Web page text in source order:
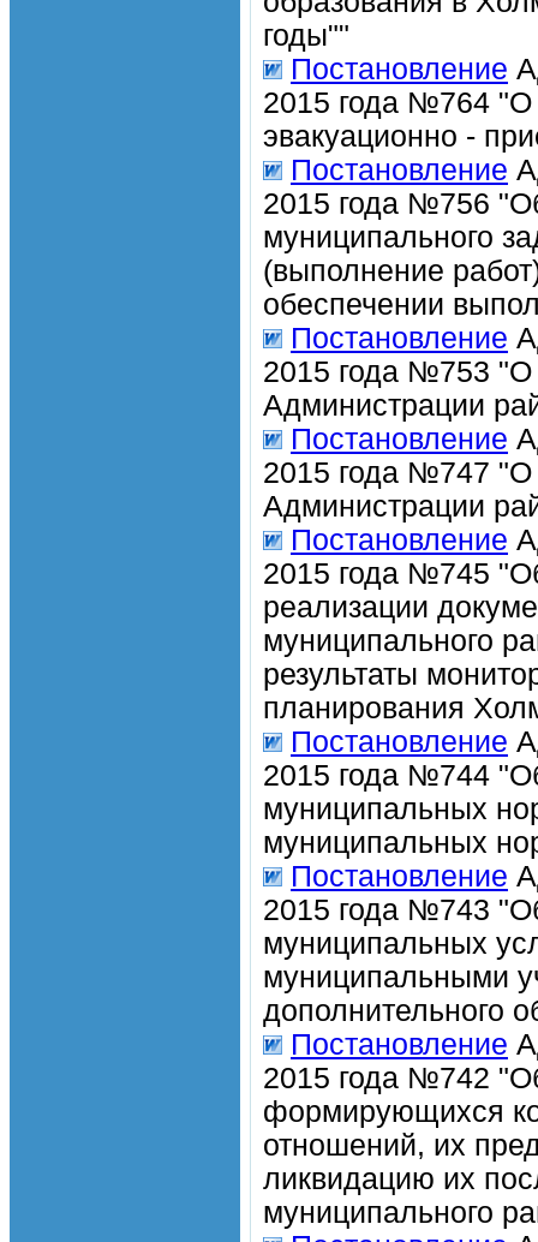
годы""
Постановление
2015 года №764 "О
эвакуационно -
Постановление
2015 года №756
муниципального
(выполнение
обеспечении
Постановление
2015 года №753 "О
Администрации
Постановление
2015 года №747 "О
Администрации
Постановление
2015 года №745
реализации
муниципального
результаты
планирования
Постановление
2015 года №744
муниципальных
муниципальных
Постановление
2015 года №743
муниципальных
муниципальными
дополнительного
Постановление
2015 года №742
формирующихся
отношений, их
ликвидацию их
муниципального